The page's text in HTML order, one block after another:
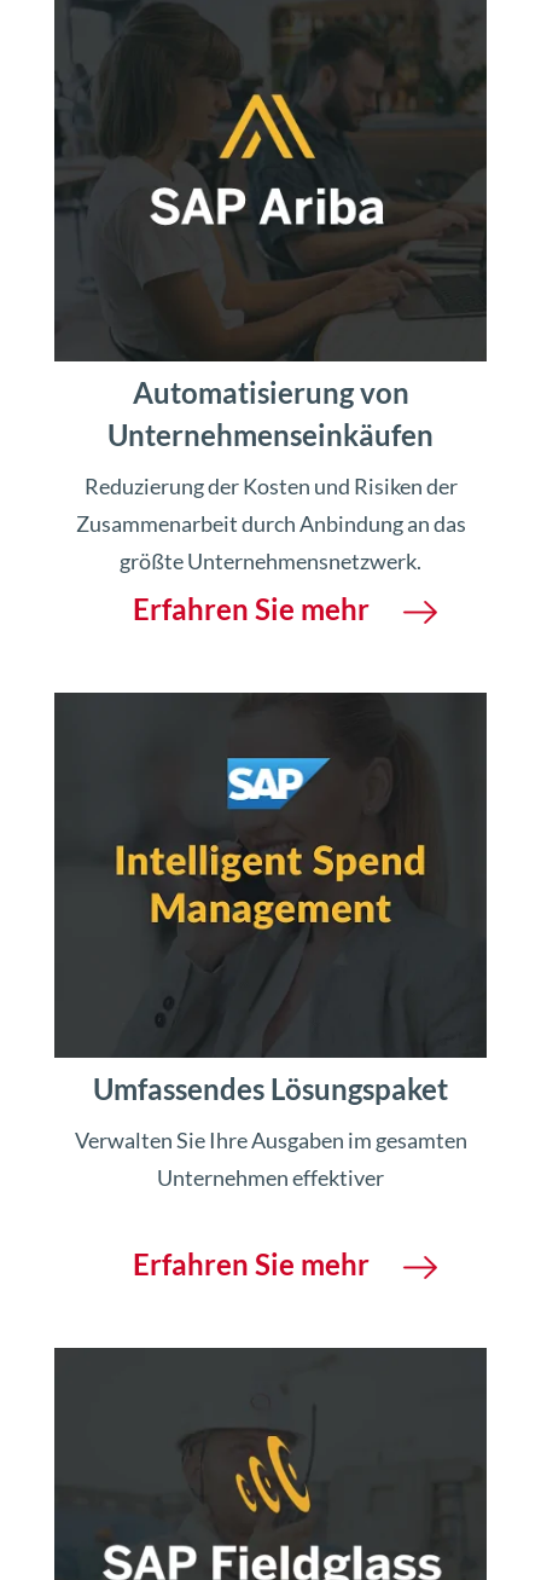
Automatisierung von
Unternehmenseinkäufen
Reduzierung der Kosten und Risiken der
Zusammenarbeit durch Anbindung an das
größte Unternehmensnetzwerk.
Erfahren Sie mehr
Umfassendes Lösungspaket
Verwalten Sie Ihre Ausgaben im gesamten
Unternehmen effektiver
Erfahren Sie mehr